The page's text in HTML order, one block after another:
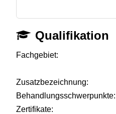
Qualifikation
Fachgebiet:
Zusatzbezeichnung:
Behandlungsschwerpunkte:
Zertifikate: